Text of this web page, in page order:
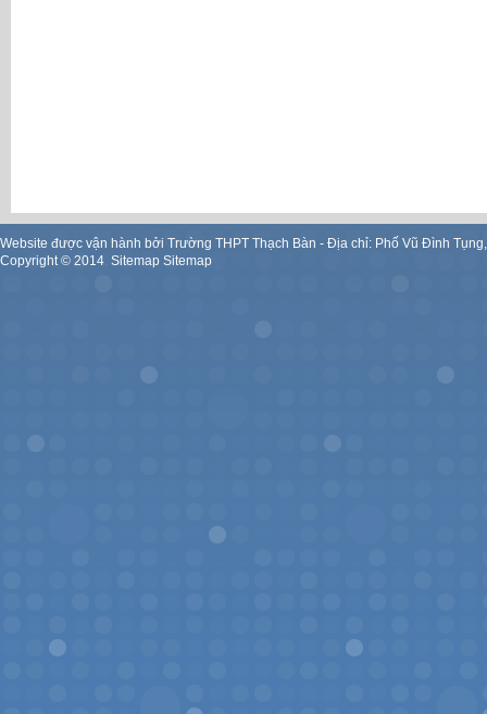
Website được vận hành bởi Trường THPT Thạch Bàn - Địa chỉ: Phố Vũ Đình
Copyright © 2014 Sitemap Sitemap